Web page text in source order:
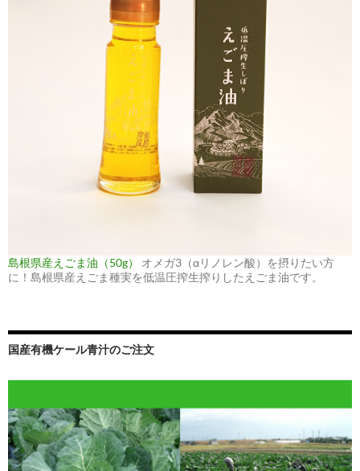
島根県産えごま油（50g）
オメガ3（αリノレン酸）を摂りたい方
に！島根県産えごま種実を低温圧搾生搾りしたえごま油です。
国産有機ケール青汁のご注文